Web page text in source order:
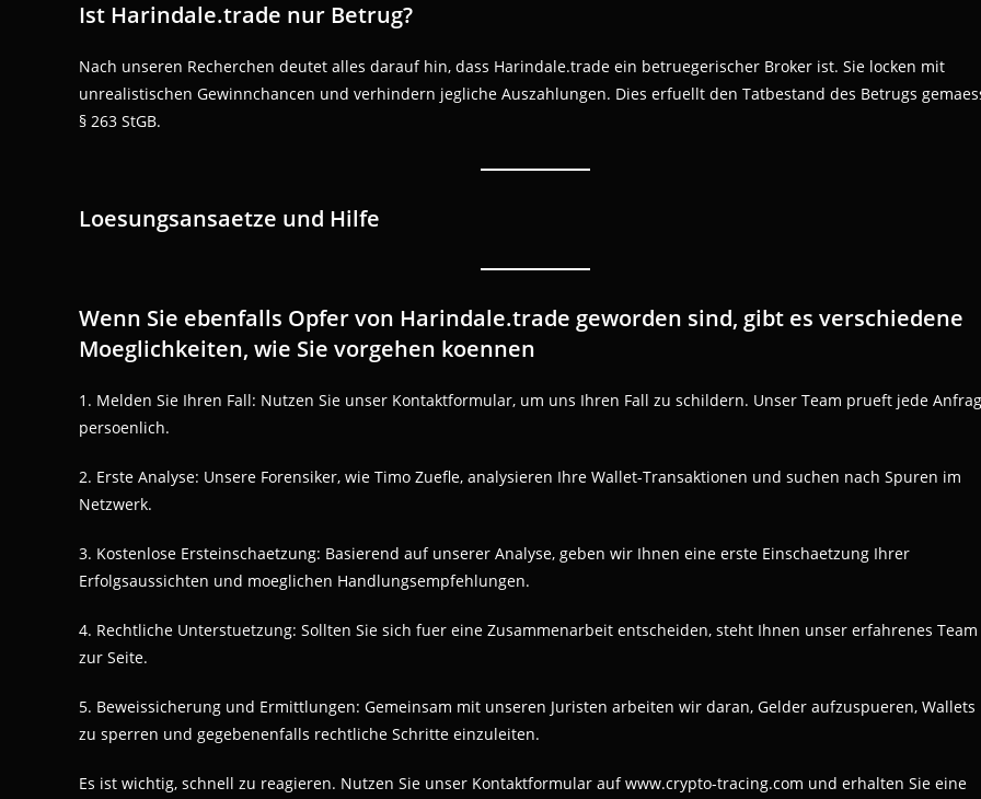
Ist Harindale.trade nur Betrug?
Nach unseren Recherchen deutet alles darauf hin, dass Harindale.trade ein betruegerischer Broker ist. Sie locken mit
unrealistischen Gewinnchancen und verhindern jegliche Auszahlungen. Dies erfuellt den Tatbestand des Betrugs
§ 263 StGB.
Loesungsansaetze und Hilfe
Wenn Sie ebenfalls Opfer von Harindale.trade geworden sind, gibt es verschiedene
Moeglichkeiten, wie Sie vorgehen koennen
1. Melden Sie Ihren Fall: Nutzen Sie unser Kontaktformular, um uns Ihren Fall zu schildern. Unser Team prueft jede
persoenlich.
2. Erste Analyse: Unsere Forensiker, wie Timo Zuefle, analysieren Ihre Wallet-Transaktionen und suchen nach Spuren im
Netzwerk.
3. Kostenlose Ersteinschaetzung: Basierend auf unserer Analyse, geben wir Ihnen eine erste Einschaetzung Ihrer
Erfolgsaussichten und moeglichen Handlungsempfehlungen.
4. Rechtliche Unterstuetzung: Sollten Sie sich fuer eine Zusammenarbeit entscheiden, steht Ihnen unser erfahrenes Team
zur Seite.
5. Beweissicherung und Ermittlungen: Gemeinsam mit unseren Juristen arbeiten wir daran, Gelder aufzuspueren, Wallets
zu sperren und gegebenenfalls rechtliche Schritte einzuleiten.
Es ist wichtig, schnell zu reagieren. Nutzen Sie unser Kontaktformular auf www.crypto-tracing.com und erhalten Sie eine